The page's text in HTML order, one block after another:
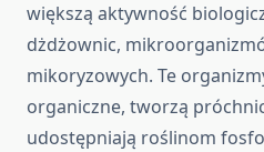
większą aktywność
dżdżownic,
mikoryzowych. Te
organiczne, tworzą
udostępniają roślinom